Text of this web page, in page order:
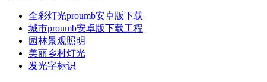
全彩灯光proumb安卓版下载
城市proumb安卓版下载工程
园林景观照明
美丽乡村灯光
发光字标识